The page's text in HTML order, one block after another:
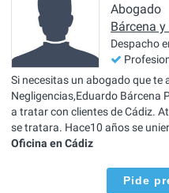
Abogado
Bárcena
Despacho
Si necesitas un abogado que te
Negligencias,Eduardo Bárcena
a tratar con clientes de Cádiz.
se tratara. Hace10 años se
Oficina en Cádiz
Pide